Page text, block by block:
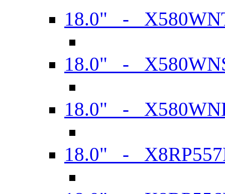
18.0" -
18.0" -
18.0" -
18.0" -